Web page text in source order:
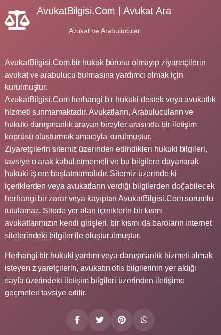
AvukatBilgisi.Com | Avukat Ara
Avukat ve Arabulucular
AvukatBilgisi.Com,bir hukuk bürosu olmayıp ziyaretçilerin
avukat ve arabulucu bulmasına yardımcı olmak için
kurulmuştur.
AvukatBilgisi.Com herhangi bir hukuki destek veya avukatlık
hizmeti sunmamaktadır. Avukatların, Arabulucuların ve
hukuki danışmanlık arayan bireyler arasında bir iletişim
köprüsü oluşturmak amacıyla kurulmuştur.
Ziyaretçilerin sitemiz üzerinden edindikleri hukuki bilgileri,
tavsiye olarak kabul etmemeli ve bu bilgilere dayanarak
hukuki işlem başlatmamalıdır. Sitemiz üzerinde ki
içeriklerden veya avukatların verdiği bilgilerden doğabilecek
herhangi bir zarar veya kayıptan AvukatBilgisi.Com sorumlu
tutulamaz. Sitede yer alan içeriklerin bir kısmı
avukatlarımızın kendi girişleri, bir kısmı da baroların internet
sitelerindeki bilgiler ile oluşturulmuştur.
Herhangi bir hukuki yardım veya danışmanlık hizmeti almak
isteyen ziyaretçilerin, avukatın ofis bilgilerinin yer aldığı
sayfa üzerindeki iletişim bilgileri üzerinden iletişime
geçmeleri tavsiye edilir.